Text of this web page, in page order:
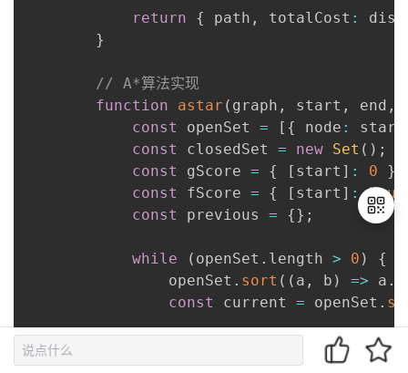
return { path , totalCost :
}
// A*算法实现
function
astar ( graph , start , end ,
const
openSet = [ { node : start
const
closedSet = new Set ( ) ;
const
gScore = { [ start ] : 0 }
const
fScore = { [ start ] :
const
previous = {} ;
while ( openSet . length > 0 )
{
                openSet
. sort ( ( a , b ) => a .
const
current = openSet .
=== end)
const path [];